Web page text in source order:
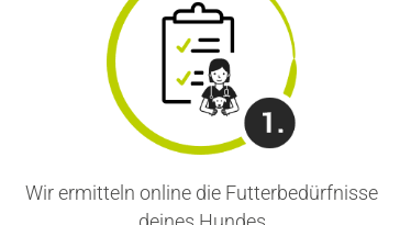
Wir ermitteln online die Futterbedürfnisse